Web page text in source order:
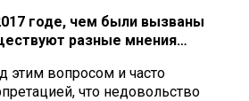
годе, чем были вызваны
разные мнения…
этим вопросом и часто
что недовольство